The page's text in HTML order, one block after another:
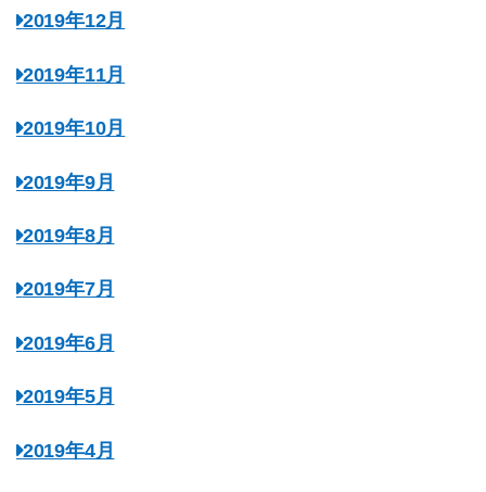
2019年12月
2019年11月
2019年10月
2019年9月
2019年8月
2019年7月
2019年6月
2019年5月
2019年4月